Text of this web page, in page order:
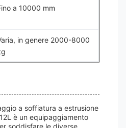
a 10000 mm
in genere 2000-8000
a soffiatura a estrusione
è un equipaggiamento
soddisfare le diverse